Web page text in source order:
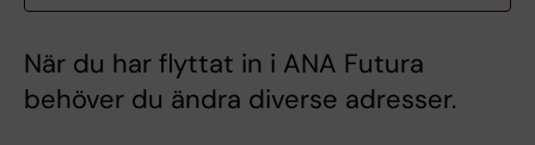
När du har flyttat in i ANA Futura
behöver du ändra diverse adresser.